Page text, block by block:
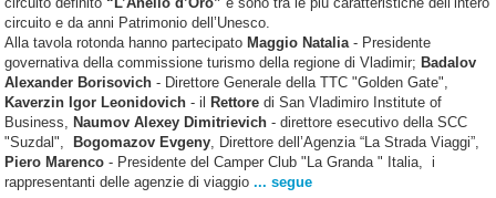
circuito e da anni Patrimonio dell’Unesco.
Alla tavola rotonda hanno partecipato Maggio Natalia - Presidente
governativa della commissione turismo della regione di Vladimir; Badalov
Alexander Borisovich - Direttore Generale della TTC "Golden Gate",
Kaverzin Igor Leonidovich - il Rettoredi San Vladimiro Institute of
Business,
Naumov Alexey Dimitrievich - direttore esecutivo della SCC
"Suzdal",
Bogomazov Evgeny , Direttore dell’Agenzia “La Strada Viaggi”,
Piero Marenco - Presidente del Camper Club "La Granda " Italia, i
rappresentanti delle agenzie di viaggio... segue